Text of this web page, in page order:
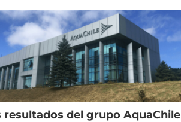
resultados del grupo AquaChile